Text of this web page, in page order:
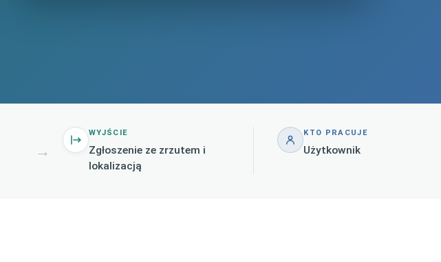
→
WYJŚCIE
Zgłoszenie ze zrzutem i
lokalizacją
KTO PRACUJE
Użytkownik